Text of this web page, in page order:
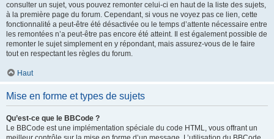
consulter un sujet, vous pouvez remonter celui-ci en haut de la liste des sujets,
à la première page du forum. Cependant, si vous ne voyez pas ce lien, cette
fonctionnalité a peut-être été désactivée ou le temps d’attente nécessaire entre
les remontées n’a peut-être pas encore été atteint. Il est également possible de
remonter le sujet simplement en y répondant, mais assurez-vous de le faire
tout en respectant les règles du forum.
Haut
Mise en forme et types de sujets
Qu’est-ce que le BBCode ?
Le BBCode est une implémentation spéciale du code HTML, vous offrant un